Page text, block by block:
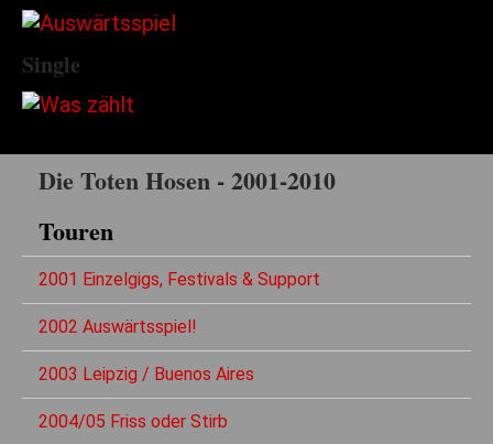
Single
Die Toten Hosen - 2001-2010
Touren
2001 Einzelgigs, Festivals & Support
2002 Auswärtsspiel!
2003 Leipzig / Buenos Aires
2004/05 Friss oder Stirb